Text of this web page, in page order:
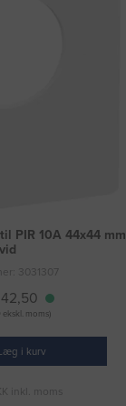
PIR 10A 44x44 mm
3031307
42,50
ekskl. moms)
i kurv
inkl. moms